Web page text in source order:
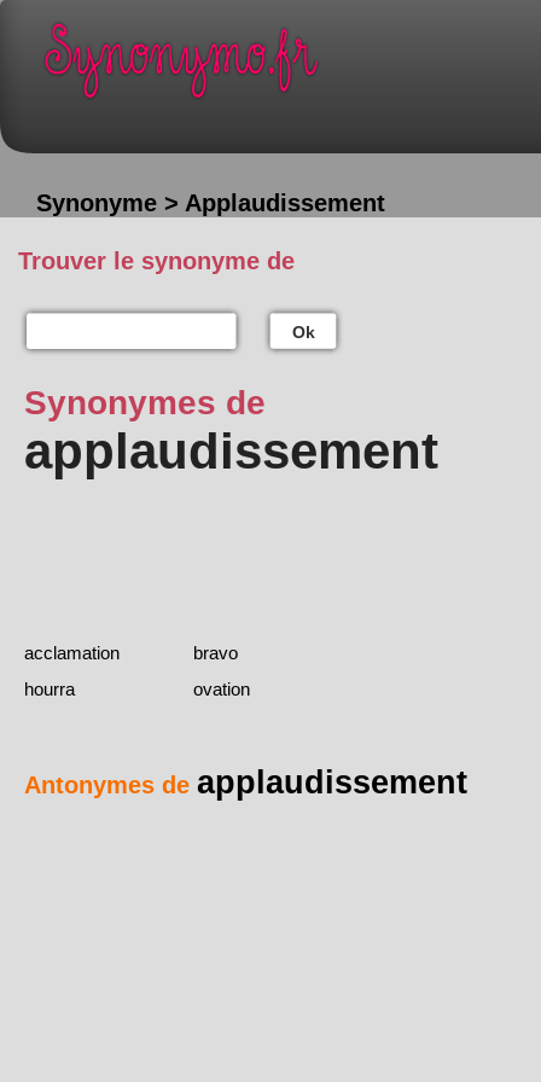
Synonyme > Applaudissement
Trouver le synonyme de
Ok
Synonymes de
applaudissement
acclamation
bravo
hourra
ovation
Antonymes de applaudissement